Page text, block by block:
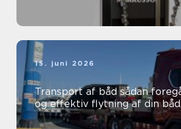
15. juni 2026
Transport af båd sådan foregår en sikker
og effektiv flytning af din båd